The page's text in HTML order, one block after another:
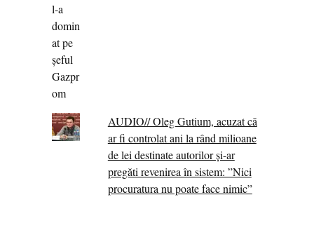
AUDIO// Oleg Gutium, acuzat că
ar fi controlat ani la rând milioane
de lei destinate autorilor și-ar
pregăti revenirea în sistem: ”Nici
procuratura nu poate face nimic”